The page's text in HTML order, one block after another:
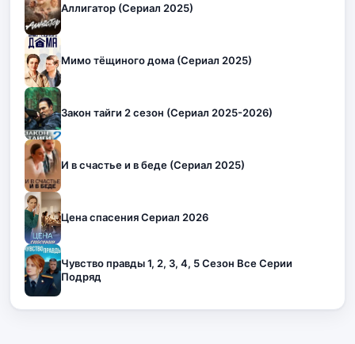
Аллигатор (Сериал 2025)
Мимо тёщиного дома (Сериал 2025)
Закон тайги 2 сезон (Сериал 2025-2026)
И в счастье и в беде (Сериал 2025)
Цена спасения Сериал 2026
Чувство правды 1, 2, 3, 4, 5 Сезон Все Серии
Подряд